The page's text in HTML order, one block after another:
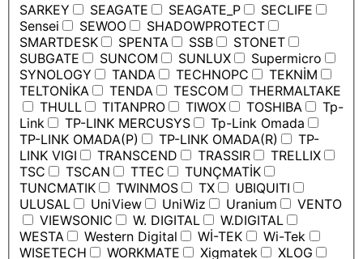
SARKEY
SEAGATE SEAGATE_P
SECLIFE
Sensei
SEWOO
SHADOWPROTECT
SMARTDESK
SPENTA SSB
STONET
SUBGATE
SUNCOM SUNLUX
Supermicro
SYNOLOGY
TANDA TECHNOPC
TEKNİM
TELTONİKA
TENDA TESCOM
THERMALTAKE
THULL
TITANPRO TIWOX TOSHIBA
Tp-
Link
TP-LINK MERCUSYS
Tp-Link Omada
TP-LINK OMADA(P)
TP-LINK OMADA(R)
TP-
LINK VIGI
TRANSCEND TRASSIR
TRELLIX
TSC
TSCAN TTEC
TUNÇMATİK
TUNCMATIK
TWINMOS TX
UBIQUITI
ULUSAL
UniView UniWiz Uranium
VENTO
VIEWSONIC
W. DIGITAL
W.DIGITAL
WESTA
Western Digital Wİ-TEK
Wi-Tek
WISETECH
WORKMATE Xigmatek
XLOG